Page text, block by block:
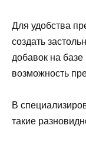
Для удобства
создать
добавок на базе
возможность
В
такие